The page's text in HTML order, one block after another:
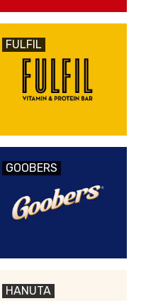
FULFIL
GOOBERS
HANUTA